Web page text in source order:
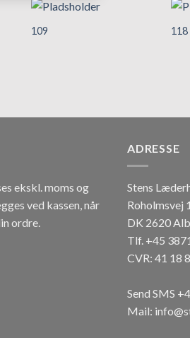
109 118
ekskl. moms og
ved kassen, når
ordre.
ADRESSE
Stens
Roholmsvej
DK 2620
Tlf. +45
CVR: 41 18
Send SMS
Mail: